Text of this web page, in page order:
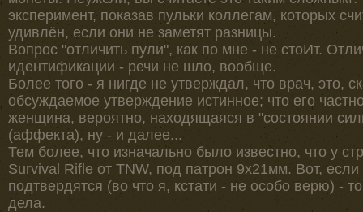
эксперимент, показав пульки коллегам, которых
удивлён, если они не заметят разницы.
Вопрос "отличить пули", как по мне - не стоИт.
идентификации - речи не шло, вообще.
Более того - я нигде не утверждал, что врач, это,
обсуждаемое утверждение истинное; что его
женщина, вероятно, находящаяся в "состоянии
(аффекта), ну - и далее...
Тем более, что изначально было известно, что у
Survival Rifle от TNW, под патрон 9x21мм. Вот,
подтвердятся (во что я, кстати - не особо верю) -
дела.